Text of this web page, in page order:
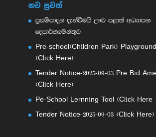
නව පුවත්
ප්‍රසම්පාදන දැන්වීමයි ඌව පළාත් අධ්‍යාපන
දෙපාර්තමේන්තුව
Pre-school(Children Park)
(Click Here)
Tender Notice-2025-09-03 Pre Bid
(Click Here)
Pe-School Lernning Tool (Click Here
Tender Notice-2025-09-03 (Click Here)